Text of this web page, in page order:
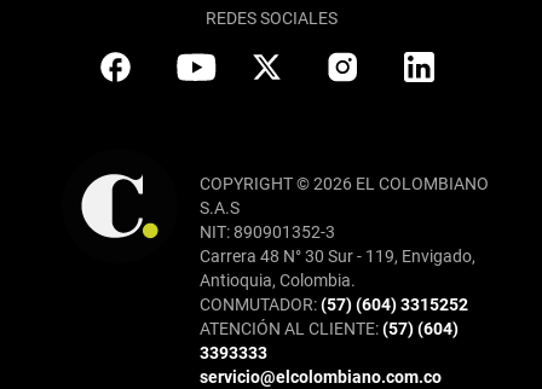
REDES SOCIALES
COPYRIGHT © 2026 EL COLOMBIANO
S.A.S
NIT: 890901352-3
Carrera 48 N° 30 Sur - 119, Envigado,
Antioquia, Colombia.
CONMUTADOR:(57) (604) 3315252
ATENCIÓN AL CLIENTE:(57) (604)
3393333
servicio@elcolombiano.com.co